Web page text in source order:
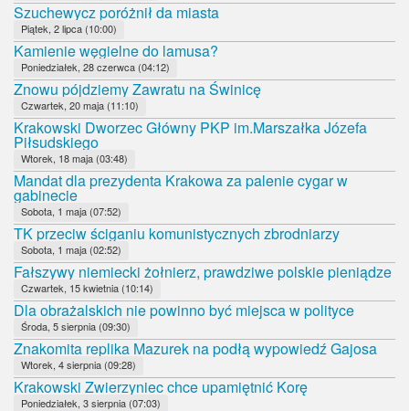
Szuchewycz poróżnił da miasta
Piątek, 2 lipca (10:00)
Kamienie węgielne do lamusa?
Poniedziałek, 28 czerwca (04:12)
Znowu pójdziemy Zawratu na Świnicę
Czwartek, 20 maja (11:10)
Krakowski Dworzec Główny PKP im.Marszałka Józefa
Piłsudskiego
Wtorek, 18 maja (03:48)
Mandat dla prezydenta Krakowa za palenie cygar w
gabinecie
Sobota, 1 maja (07:52)
TK przeciw ściganiu komunistycznych zbrodniarzy
Sobota, 1 maja (02:52)
Fałszywy niemiecki żołnierz, prawdziwe polskie pieniądze
Czwartek, 15 kwietnia (10:14)
Dla obrażalskich nie powinno być miejsca w polityce
Środa, 5 sierpnia (09:30)
Znakomita replika Mazurek na podłą wypowiedź Gajosa
Wtorek, 4 sierpnia (09:28)
Krakowski Zwierzyniec chce upamiętnić Korę
Poniedziałek, 3 sierpnia (07:03)